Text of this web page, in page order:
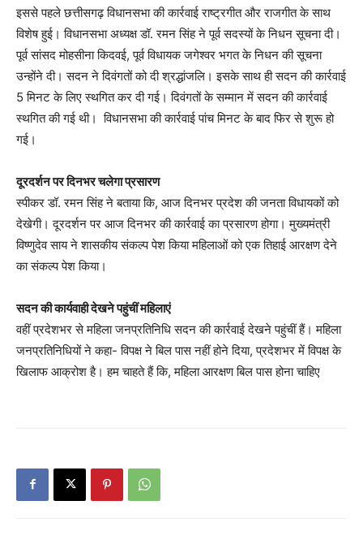
इससे पहले छत्तीसगढ़ विधानसभा की कार्रवाई राष्ट्रगीत और राजगीत के साथ
विशेष हुई। विधानसभा अध्यक्ष डॉ. रमन सिंह ने पूर्व सदस्यों के निधन सूचना दी।
पूर्व सांसद मोहसीना किदवई, पूर्व विधायक जगेश्वर भगत के निधन की सूचना
उन्होंने दी। सदन ने दिवंगतों को दी श्रद्धांजलि। इसके साथ ही सदन की कार्रवाई
5 मिनट के लिए स्थगित कर दी गई। दिवंगतों के सम्मान में सदन की कार्रवाई
स्थगित की गई थी। विधानसभा की कार्रवाई पांच मिनट के बाद फिर से शुरू हो
गई।
दूरदर्शन पर दिनभर चलेगा प्रसारण
स्पीकर डॉ. रमन सिंह ने बताया कि, आज दिनभर प्रदेश की जनता विधायकों को
देखेगी। दूरदर्शन पर आज दिनभर की कार्रवाई का प्रसारण होगा। मुख्यमंत्री
विष्णुदेव साय ने शासकीय संकल्प पेश किया महिलाओं को एक तिहाई आरक्षण देने
का संकल्प पेश किया।
सदन की कार्यवाही देखने पहुंचीं महिलाएं
वहीं प्रदेशभर से महिला जनप्रतिनिधि सदन की कार्रवाई देखने पहुंचीं हैं। महिला
जनप्रतिनिधियों ने कहा- विपक्ष ने बिल पास नहीं होने दिया, प्रदेशभर में विपक्ष के
खिलाफ आक्रोश है। हम चाहते हैं कि, महिला आरक्षण बिल पास होना चाहिए